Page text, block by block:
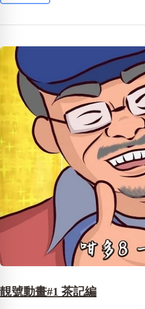
靚號動畫#1 茶記編